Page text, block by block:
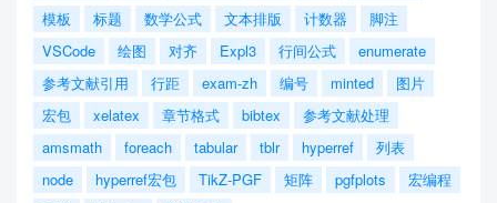
模板
标题 数学公式 文本排版 计数器
脚注
VSCode
绘图 对齐 Expl3 行间公式
enumerate
参考文献引用
行距 exam-zh 编号 minted
图片
宏包
xelatex 章节格式 bibtex
参考文献处理
amsmath
foreach tabular tblr hyperref
列表
node
hyperref宏包 TikZ-PGF 矩阵 pgfplots
宏编程